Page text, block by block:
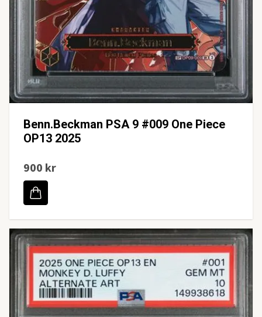
Benn.Beckman PSA 9 #009 One Piece
OP13 2025
900 kr